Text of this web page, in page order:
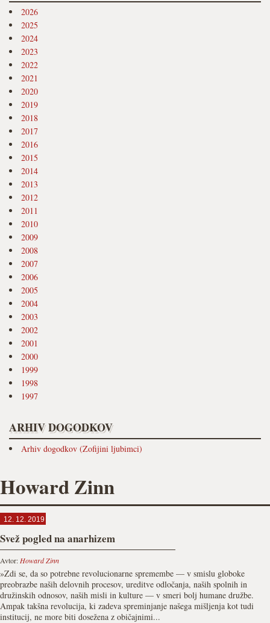
2026
2025
2024
2023
2022
2021
2020
2019
2018
2017
2016
2015
2014
2013
2012
2011
2010
2009
2008
2007
2006
2005
2004
2003
2002
2001
2000
1999
1998
1997
ARHIV DOGODKOV
Arhiv dogodkov (Zofijini ljubimci)
Howard Zinn
12. 12. 2019
Svež pogled na anarhizem
Avtor: Howard Zinn
»Zdi se, da so potrebne revolucionarne spremembe — v smislu globoke
preobrazbe naših delovnih procesov, ureditve odločanja, naših spolnih in
družinskih odnosov, naših misli in kulture — v smeri bolj humane družbe.
Ampak takšna revolucija, ki zadeva spreminjanje našega mišljenja kot tudi
institucij, ne more biti dosežena z običajnimi...